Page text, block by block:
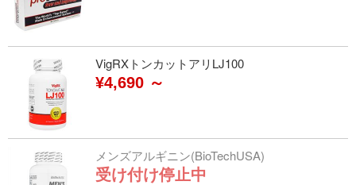
VigRXトンカットアリLJ100
¥4,690 ～
メンズアルギニン(BioTechUSA)
受け付け停止中